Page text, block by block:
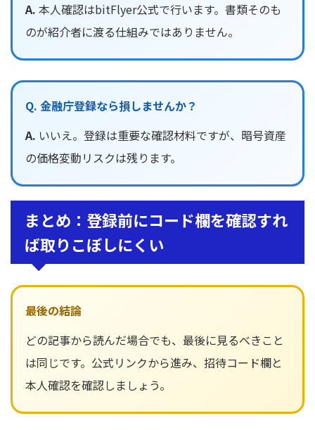
A. 本人確認はbitFlyer公式で行います。書類そのも
のが紹介者に渡る仕組みではありません。
Q. 金融庁登録なら損しませんか？
A. いいえ。登録は重要な確認材料ですが、暗号資産
の価格変動リスクは残ります。
まとめ：登録前にコード欄を確認すれ
ば取りこぼしにくい
最後の結論
どの記事から読んだ場合でも、最後に見るべきこと
は同じです。公式リンクから進み、招待コード欄と
本人確認を確認しましょう。